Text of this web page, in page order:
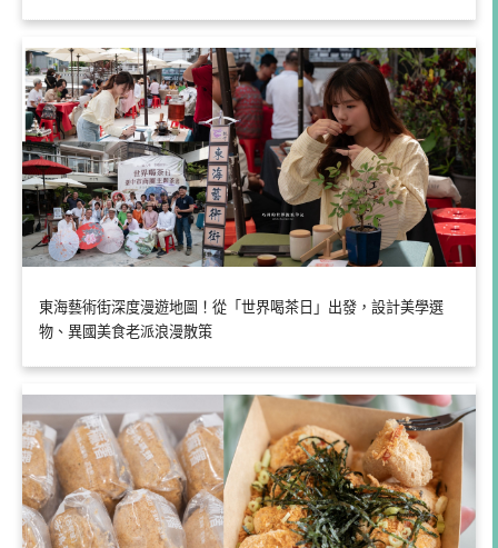
東海藝術街深度漫遊地圖！從「世界喝茶日」出發，設計美學選
物、異國美食老派浪漫散策